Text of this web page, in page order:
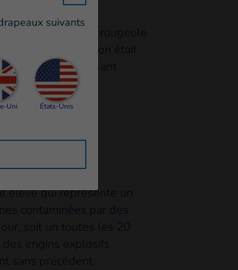
leishmaniose, la rougeole
Syrie. La situation était
début 2023, causant
les
bombardement
élevé qui représente un
contaminées par des
soit un toutes les 20
engins explosifs
sans précédent.
suivants
Uni États-Unis